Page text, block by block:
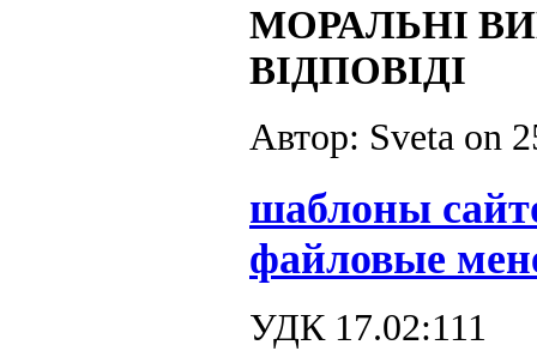
МОРАЛЬНІ
ВІДПОВІДІ
Автор: Sveta on
шаблоны
файловые
УДК 17.02:111